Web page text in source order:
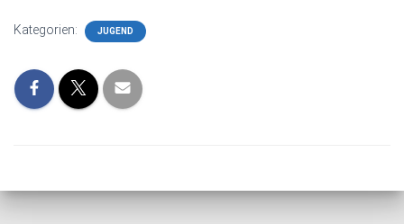
Kategorien: JUGEND